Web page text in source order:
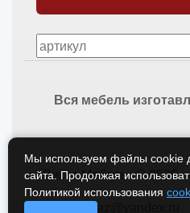
Вся мебель
Викос Мебель © 2026
vikos-zakaz@yandex.ru
Мы используем файлы cookie
сайта. Продолжая
Политикой использования